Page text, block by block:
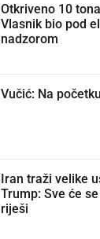
Otkriveno 10
Vlasnik bio pod
nadzorom
Vučić: Na
Iran traži velike
Trump: Sve će
riješi